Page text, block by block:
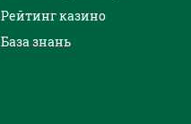
Рейтинг казино
База знань